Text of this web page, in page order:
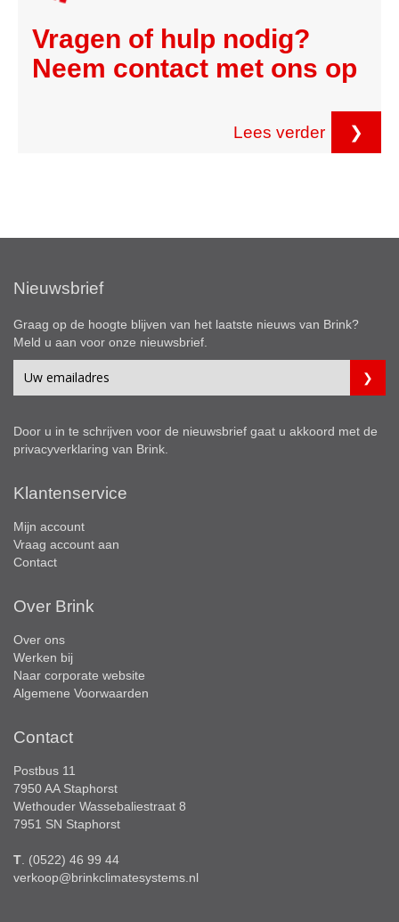
Vragen of hulp nodig?
Neem contact met ons op
Lees verder ❯
Nieuwsbrief
Graag op de hoogte blijven van het laatste nieuws van Brink?
Meld u aan voor onze nieuwsbrief.
Door u in te schrijven voor de nieuwsbrief gaat u akkoord met de
privacyverklaring van Brink.
Klantenservice
Mijn account
Vraag account aan
Contact
Over Brink
Over ons
Werken bij
Naar corporate website
Algemene Voorwaarden
Contact
Postbus 11
7950 AA Staphorst
Wethouder Wassebaliestraat 8
7951 SN Staphorst
T . (0522) 46 99 44
verkoop@brinkclimatesystems.nl